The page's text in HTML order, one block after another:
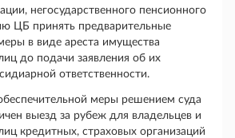
негосударственного пенсионного
ЦБ принять предварительные
в виде ареста имущества
до подачи заявления об их
ответственности.
меры решением суда
выезд за рубеж для владельцев и
кредитных, страховых организаций